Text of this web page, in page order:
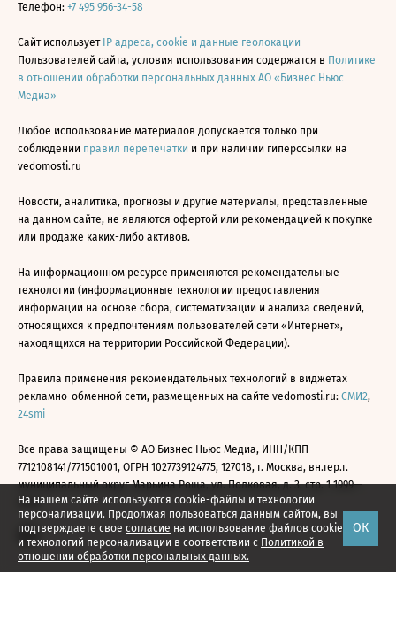
На нашем сайте используются cookie-файлы и технологии
персонализации. Продолжая пользоваться данным сайтом, вы
подтверждаете свое согласие на использование файлов cookie
и технологий персонализации в соответствии с Политикой в
отношении обработки персональных данных.
ОК
Телефон: +7 495 956-34-58
Сайт использует IP адреса, cookie и данные геолокации
Пользователей сайта, условия использования содержатся в Политике
в отношении обработки персональных данных АО «Бизнес Ньюс
Медиа»
Любое использование материалов допускается только при
соблюдении правил перепечатки и при наличии гиперссылки на
vedomosti.ru
Новости, аналитика, прогнозы и другие материалы, представленные
на данном сайте, не являются офертой или рекомендацией к покупке
или продаже каких-либо активов.
На информационном ресурсе применяются рекомендательные
технологии (информационные технологии предоставления
информации на основе сбора, систематизации и анализа сведений,
относящихся к предпочтениям пользователей сети «Интернет»,
находящихся на территории Российской Федерации).
Правила применения рекомендательных технологий в виджетах
рекламно-обменной сети, размещенных на сайте vedomosti.ru: СМИ2,
24smi
Все права защищены © АО Бизнес Ньюс Медиа, ИНН/КПП
7712108141/771501001, ОГРН 1027739124775, 127018, г. Москва, вн.тер.г.
муниципальный округ Марьина Роща, ул. Полковая, д. 3, стр. 1 1999—
2026